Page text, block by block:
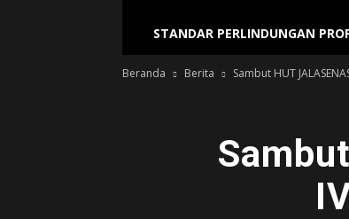
STANDAR PERLINDUNGAN
Beranda Berita Sambut HUT